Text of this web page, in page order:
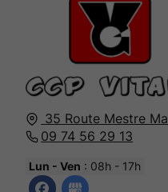
35 Route Mestre
09 74 56 29 13
Lun - Ven : 08h - 17h